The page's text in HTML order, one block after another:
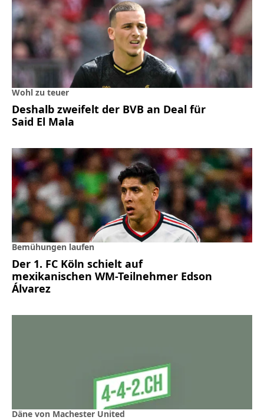
Wohl zu teuer
Deshalb zweifelt der BVB an Deal für
Said El Mala
Bemühungen laufen
Der 1. FC Köln schielt auf
mexikanischen WM-Teilnehmer Edson
Álvarez
Däne von Machester United